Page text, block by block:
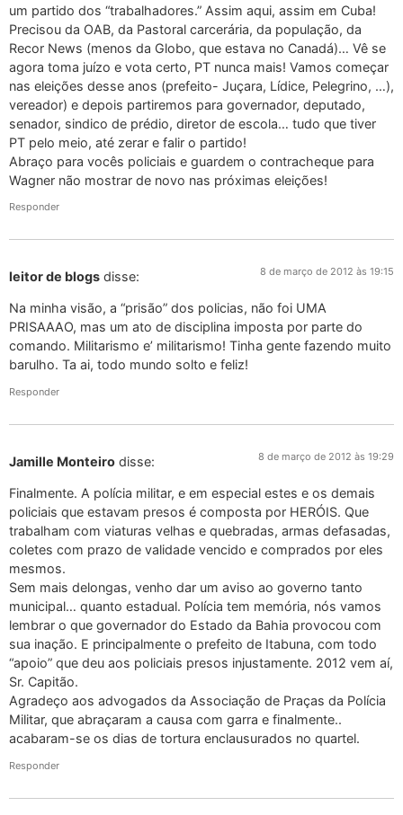
um partido dos “trabalhadores.” Assim aqui, assim em Cuba!
Precisou da OAB, da Pastoral carcerária, da população, da
Recor News (menos da Globo, que estava no Canadá)… Vê se
agora toma juízo e vota certo, PT nunca mais! Vamos começar
nas eleições desse anos (prefeito- Juçara, Lídice, Pelegrino, …),
vereador) e depois partiremos para governador, deputado,
senador, sindico de prédio, diretor de escola… tudo que tiver
PT pelo meio, até zerar e falir o partido!
Abraço para vocês policiais e guardem o contracheque para
Wagner não mostrar de novo nas próximas eleições!
Responder
leitor de blogs disse: 8 de março de 2012 às 19:15
Na minha visão, a “prisão” dos policias, não foi UMA
PRISAAAO, mas um ato de disciplina imposta por parte do
comando. Militarismo e’ militarismo! Tinha gente fazendo muito
barulho. Ta ai, todo mundo solto e feliz!
Responder
Jamille Monteiro disse: 8 de março de 2012 às 19:29
Finalmente. A polícia militar, e em especial estes e os demais
policiais que estavam presos é composta por HERÓIS. Que
trabalham com viaturas velhas e quebradas, armas defasadas,
coletes com prazo de validade vencido e comprados por eles
mesmos.
Sem mais delongas, venho dar um aviso ao governo tanto
municipal… quanto estadual. Polícia tem memória, nós vamos
lembrar o que governador do Estado da Bahia provocou com
sua inação. E principalmente o prefeito de Itabuna, com todo
“apoio” que deu aos policiais presos injustamente. 2012 vem aí,
Sr. Capitão.
Agradeço aos advogados da Associação de Praças da Polícia
Militar, que abraçaram a causa com garra e finalmente..
acabaram-se os dias de tortura enclausurados no quartel.
Responder